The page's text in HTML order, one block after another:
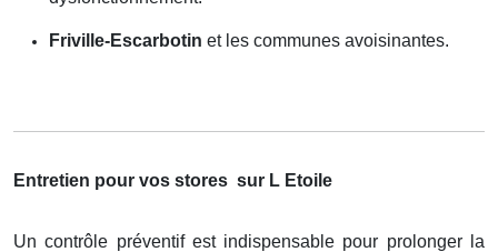
Friville-Escarbotin et les communes avoisinantes.
Entretien pour vos stores sur L Etoile
Un contrôle préventif est indispensable pour prolonger la